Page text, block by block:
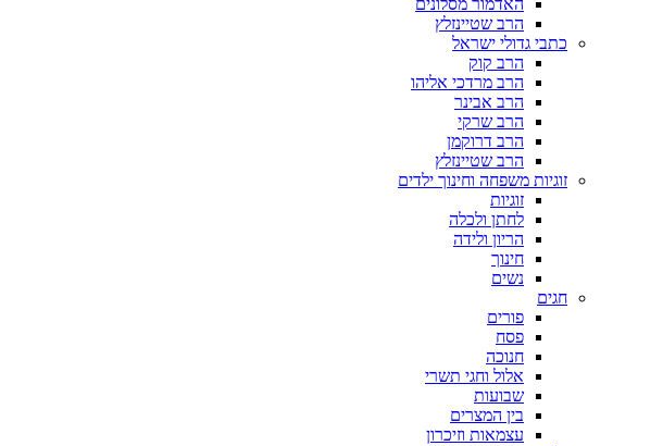
האדמור מסלונים
הרב שטיינזלץ
כתבי גדולי ישראל
הרב קוק
הרב מרדכי אליהו
הרב אבינר
הרב שרקי
הרב דרוקמן
הרב שטיינזלץ
זוגיות משפחה וחינוך ילדים
זוגיות
לחתן ולכלה
הריון ולידה
חינוך
נשים
חגים
פורים
פסח
חנוכה
אלול וחגי תשרי
שבועות
בין המצרים
עצמאות וזיכרון